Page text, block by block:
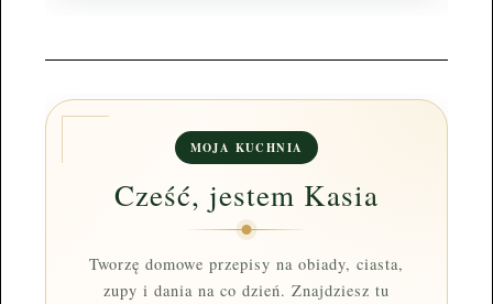
MOJA KUCHNIA
Cześć, jestem Kasia
Tworzę domowe przepisy na obiady, ciasta,
zupy i dania na co dzień. Znajdziesz tu